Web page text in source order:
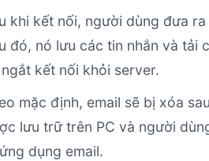
khi kết nối, người dùng đưa
đó, nó lưu các tin nhắn và tải
kết nối khỏi server.
mặc định, email sẽ bị xóa
lưu trữ trên PC và người
dụng email.